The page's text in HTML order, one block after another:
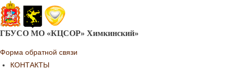
ГБУСО МО «КЦСОР» Химкинский»
Форма обратной связи
КОНТАКТЫ